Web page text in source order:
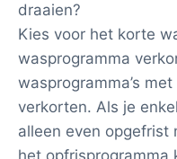
draaien?
Kies voor het korte
wasprogramma
wasprogramma’s
verkorten. Als je
alleen even opgefrist